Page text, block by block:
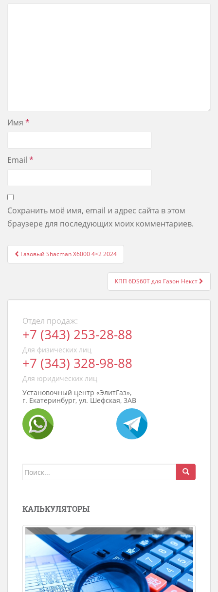
Имя *
Email *
Сохранить моё имя, email и адрес сайта в этом
браузере для последующих моих комментариев.
Post
navigation
Газовый Shacman X6000 4×2 2024
КПП 6DS60T для Газон Некст
Отдел продаж:
+7 (343) 253-28-88
Для физических лиц
+7 (343) 328-98-88
Для юридических лиц
Установочный центр «ЭлитГаз»,
г. Екатеринбург, ул. Шефская, 3АВ
Поиск
КАЛЬКУЛЯТОРЫ